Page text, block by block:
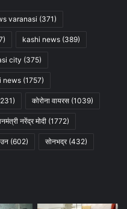
varanasi (371)
kashi news (389)
city (375)
news (1757)
कोरोना वायरस (1039)
नरेंद्र मोदी (1772)
(602) सोनभद्र(432)